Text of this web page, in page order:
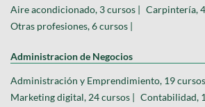
Aire acondicionado, 3 cursos |
Carpintería, 4
Otras profesiones, 6 cursos |
Administracion de Negocios
Administración y Emprendimiento, 19 cursos |
Marketing digital, 24 cursos |
Contabilidad,